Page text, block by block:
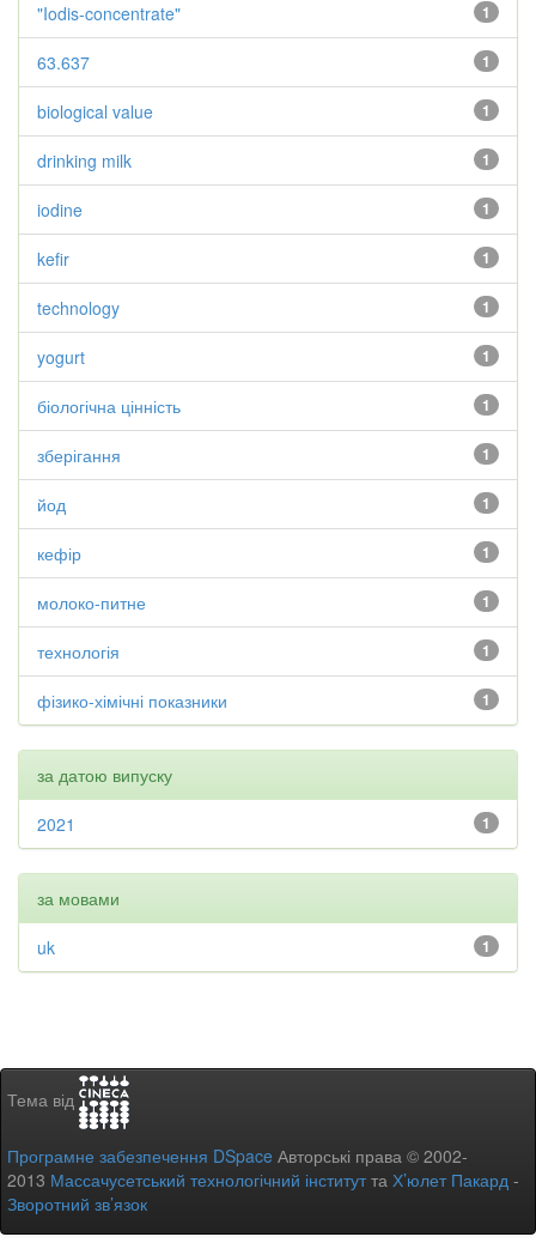
1
"Iodis-concentrate"
1
63.637
1
biological value
1
drinking milk
1
iodine
1
kefir
1
technology
1
yogurt
1
біологічна цінність
1
зберігання
1
йод
1
кефір
1
молоко-питне
1
технологія
1
фізико-хімічні показники
за датою випуску
1
2021
за мовами
1
uk
Тема від
Програмне забезпечення DSpace Авторські права © 2002-
2013 Массачусетський технологічний інститутта Х’юлет Пакард -
Зворотний зв’язок